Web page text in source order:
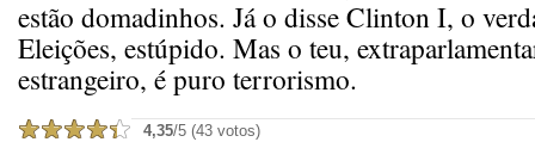
estão domadinhos. Já o disse Clinton I, o
Eleições, estúpido. Mas o teu,
estrangeiro, é puro terrorismo.
4,35/5 (43 votos)